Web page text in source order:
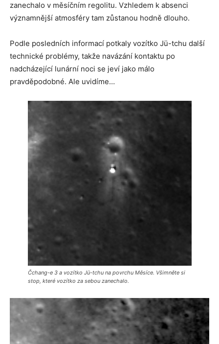
zanechalo v měsíčním regolitu. Vzhledem k absenci
významnější atmosféry tam zůstanou hodně dlouho.
Podle posledních informací potkaly vozítko Jü-tchu další
technické problémy, takže navázání kontaktu po
nadcházející lunární noci se jeví jako málo
pravděpodobné. Ale uvidíme…
Čchang-e 3 a vozítko Jü-tchu na povrchu Měsíce. Všimněte si
stop, které vozítko za sebou zanechalo.